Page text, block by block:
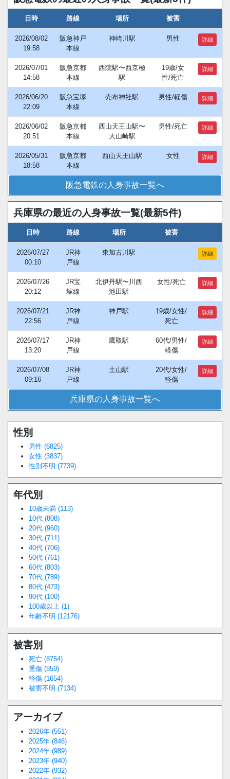
日時 路線 場所 被害
2026/08/02
19:58
阪急神戸
本線
神崎川駅 男性 詳細
2026/07/01
14:58
阪急京都
本線
西院駅〜西京極
駅
19歳/女
性/死亡
詳細
2026/06/20
22:09
阪急宝塚
本線
売布神社駅 男性/軽傷 詳細
2026/06/02
20:51
阪急京都
本線
西山天王山駅〜
大山崎駅
男性/死亡 詳細
2026/05/31
18:58
阪急京都
本線
西山天王山駅 女性 詳細
阪急電鉄の人身事故一覧へ
兵庫県の最近の人身事故一覧(最新5件)
日時 路線 場所 被害
2026/07/27
00:10
JR神
戸線
東加古川駅 詳細
2026/07/26
20:12
JR宝
塚線
北伊丹駅〜川西
池田駅
女性/死亡 詳細
2026/07/21
22:56
JR神
戸線
神戸駅
19歳/女性/
死亡
詳細
2026/07/17
13:20
JR神
戸線
鷹取駅
60代/男性/
軽傷
詳細
2026/07/08
09:16
JR神
戸線
土山駅
20代/女性/
軽傷
詳細
兵庫県の人身事故一覧へ
性別
男性 (6825)
女性 (3837)
性別不明 (7739)
年代別
10歳未満 (113)
10代 (808)
20代 (960)
30代 (711)
40代 (706)
50代 (761)
60代 (803)
70代 (789)
80代 (473)
90代 (100)
100歳以上 (1)
年齢不明 (12176)
被害別
死亡 (8754)
重傷 (859)
軽傷 (1654)
被害不明 (7134)
アーカイブ
2026年 (551)
2025年 (846)
2024年 (989)
2023年 (940)
2022年 (932)